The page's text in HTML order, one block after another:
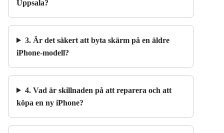
Uppsala?
3. Är det säkert att byta skärm på en äldre
iPhone-modell?
4. Vad är skillnaden på att reparera och att
köpa en ny iPhone?